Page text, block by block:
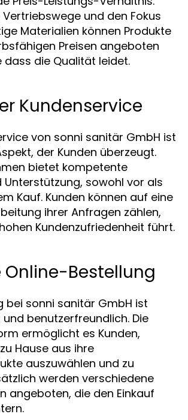
und den Fokus
Materialien können Produkte
Preisen angeboten
dass die Qualität leidet.
Kundenservice
von sonni sanitär GmbH ist
der Kunden überzeugt.
bietet kompetente
Unterstützung, sowohl vor als
Kauf. Kunden können auf eine
ihrer Anfragen zählen,
Kundenzufriedenheit führt.
Online-Bestellung
bei sonni sanitär GmbH ist
benutzerfreundlich. Die
ermöglicht es Kunden,
Hause aus ihre
auszuwählen und zu
werden verschiedene
angeboten, die den Einkauf